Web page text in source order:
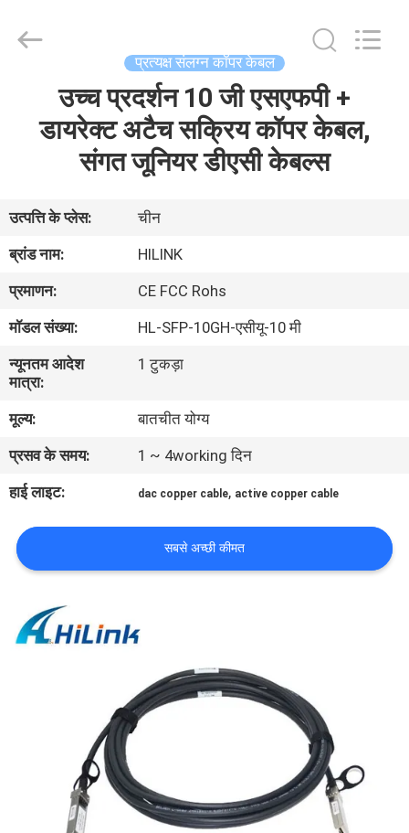
हमारे
बारे
में
कारखाने
का
गुणवत्ता
नियंत्रण
हमसे
करें
Technology
Co.,Ltd..
प्रत्यक्ष संलग्न कॉपर केबल
उच्च प्रदर्शन 10 जी एसएफपी +
डायरेक्ट अटैच सक्रिय कॉपर केबल,
संगत जूनियर डीएसी केबल्स
उत्पत्ति के प्लेस:
चीन
ब्रांड नाम:
HILINK
प्रमाणन:
CE FCC Rohs
मॉडल संख्या:
HL-SFP-10GH-एसीयू-10 मी
न्यूनतम आदेश
मात्रा:
1 टुकड़ा
मूल्य:
बातचीत योग्य
प्रसव के समय:
1 ~ 4working दिन
हाई लाइट:
dac copper cable, active copper cable
सबसे अच्छी कीमत